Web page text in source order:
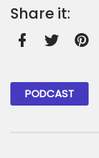
Share it:
PODCAST